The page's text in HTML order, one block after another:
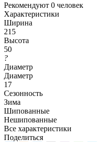
Рекомендуют 0 человек
Характеристики
Ширина
215
Высота
50
?
Диаметр
Диаметр
17
Сезонность
Зима
Шипованные
Нешипованные
Все характеристики
Поделиться